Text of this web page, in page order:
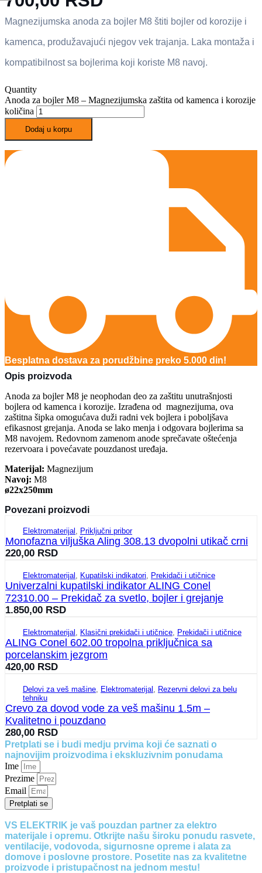
Magnezijumska anoda za bojler M8 štiti bojler od korozije i
kamenca, produžavajući njegov vek trajanja. Laka montaža i
kompatibilnost sa bojlerima koji koriste M8 navoj.
Quantity
Anoda za bojler M8 – Magnezijumska zaštita od kamenca i korozije
količina
Dodaj u korpu
Besplatna dostava za porudžbine preko 5.000 din!
Opis proizvoda
Anoda za bojler M8 je neophodan deo za zaštitu unutrašnjosti
bojlera od kamenca i korozije. Izrađena od magnezijuma, ova
zaštitna šipka omogućava duži radni vek bojlera i poboljšava
efikasnost grejanja. Anoda se lako menja i odgovara bojlerima sa
M8 navojem. Redovnom zamenom anode sprečavate oštećenja
rezervoara i povećavate pouzdanost uređaja.
Materijal: Magnezijum
Navoj: M8
ø22x250mm
Povezani proizvodi
Elektromaterijal Priključni pribor
Monofazna viljuška Aling 308.13 dvopolni utikač crni
220,00 RSD
Elektromaterijal Kupatilski indikatori Prekidači i utičnice
Univerzalni kupatilski indikator ALING Conel
72310.00 – Prekidač za svetlo, bojler i grejanje
1.850,00 RSD
Elektromaterijal Klasični prekidači i utičnice Prekidači i utičnice
ALING Conel 602.00 tropolna priključnica sa
porcelanskim jezgrom
420,00 RSD
Delovi za veš mašine Elektromaterijal
Rezervni delovi za belu
tehniku
Crevo za dovod vode za veš mašinu 1.5m –
Kvalitetno i pouzdano
280,00 RSD
Pretplati se i budi medju prvima koji će saznati o
najnovijim proizvodima i ekskluzivnim ponudama
Ime
Prezime
Email
Pretplati se
VS ELEKTRIK je vaš pouzdan partner za elektro
materijale i opremu. Otkrijte našu široku ponudu rasvete,
ventilacije, vodovoda, sigurnosne opreme i alata za
domove i poslovne prostore. Posetite nas za kvalitetne
proizvode i pristupačnost na jednom mestu!